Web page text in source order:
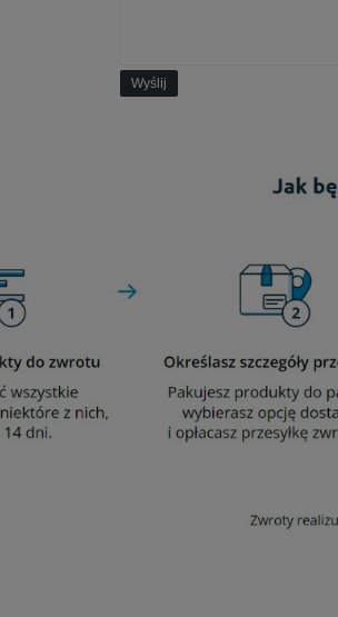
Wyślij